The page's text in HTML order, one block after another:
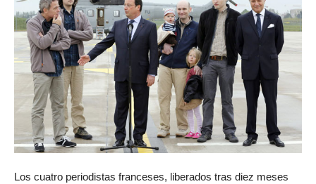
Los cuatro periodistas franceses, liberados tras diez meses